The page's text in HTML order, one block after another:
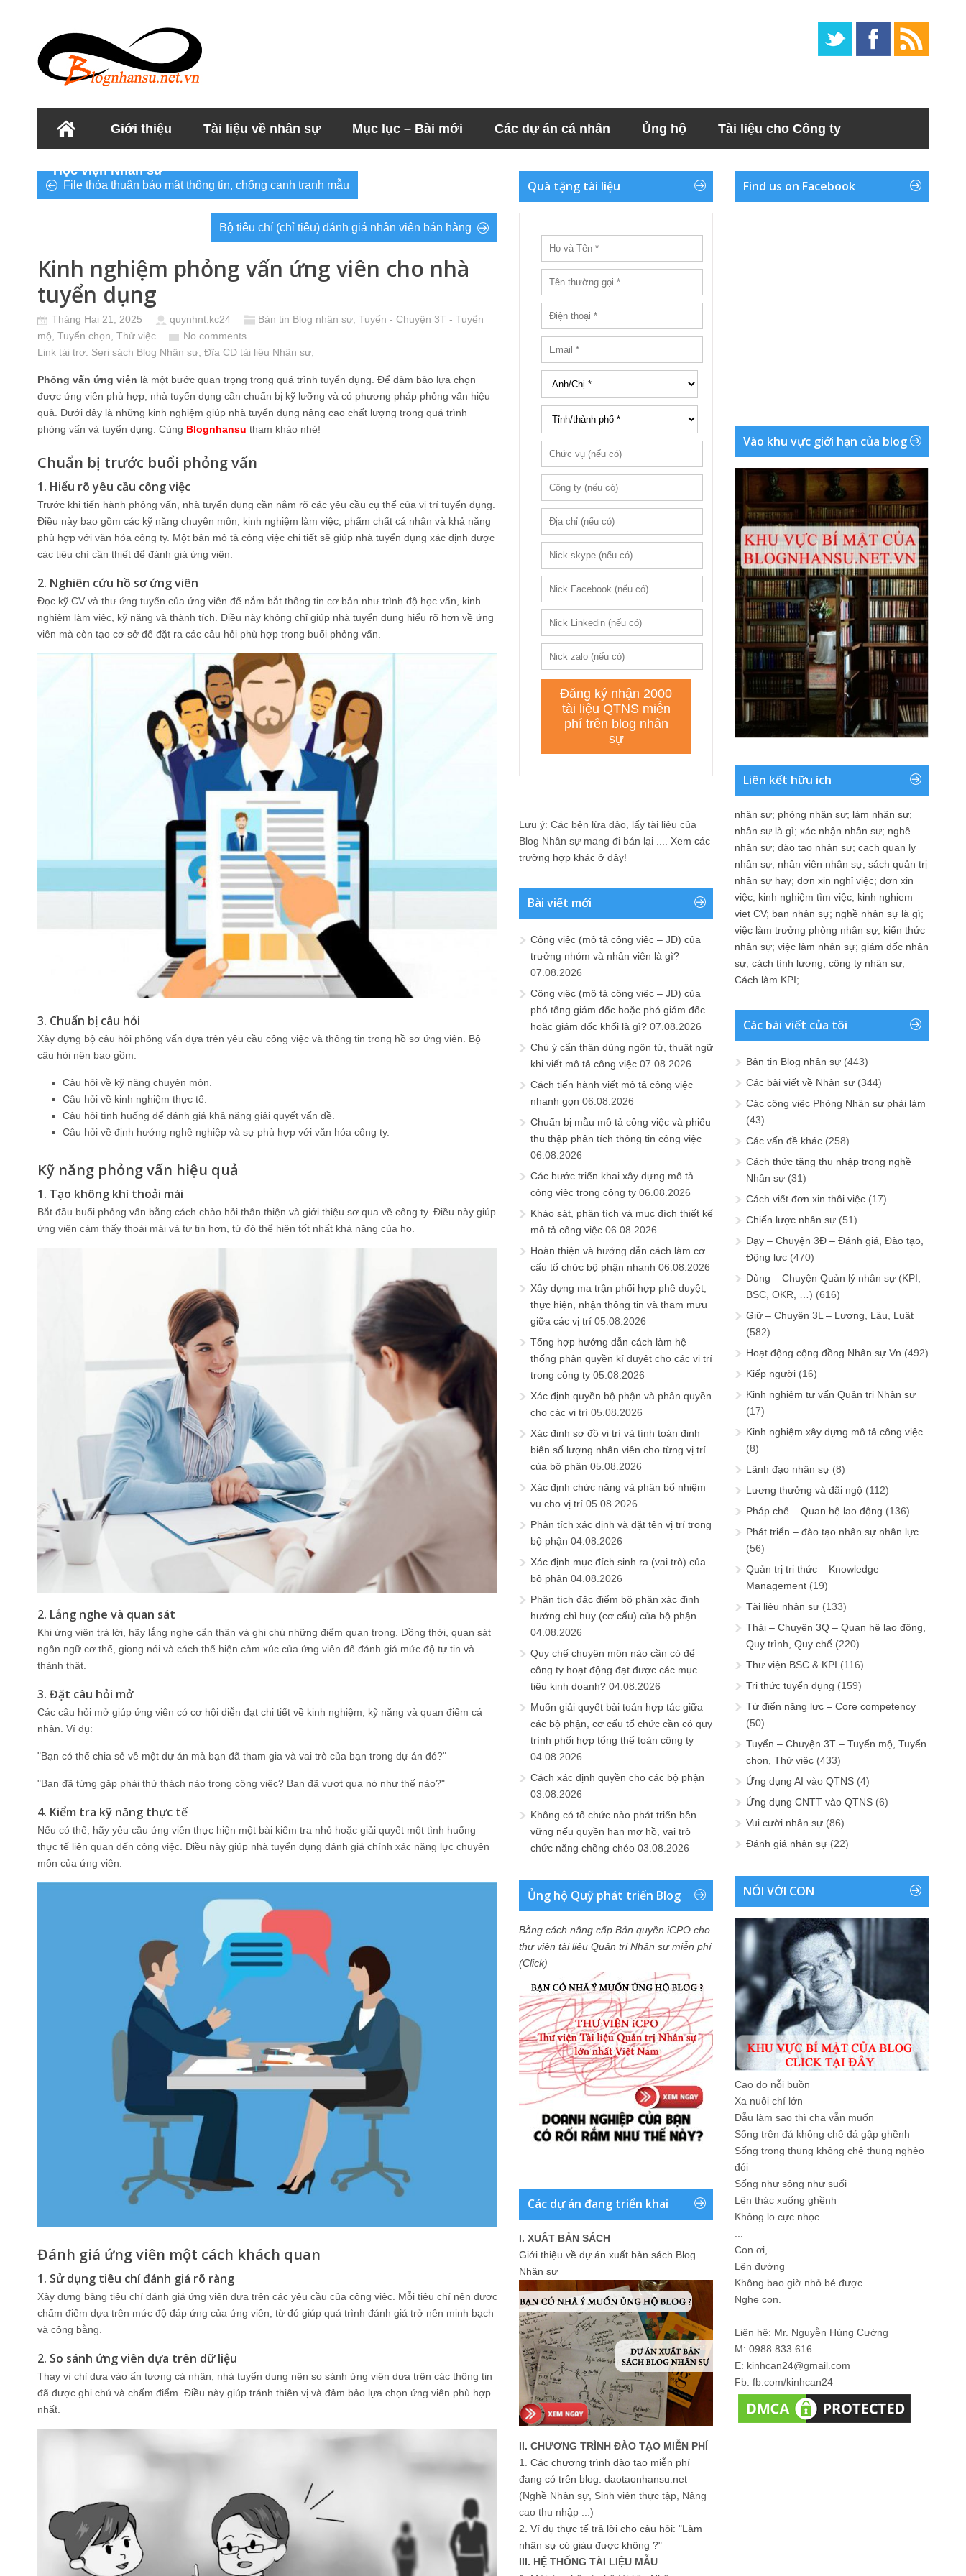
Giới thiệu Tài liệu về nhân sự Mục lục – Bài mới Các dự án cá nhân Ủng hộ Tài liệu cho Công ty
Học viện Nhân sư
File thỏa thuận bảo mật thông tin, chống cạnh tranh mẫu
Bộ tiêu chí (chỉ tiêu) đánh giá nhân viên bán hàng
Kinh nghiệm phỏng vấn ứng viên cho nhà
tuyển dụng
Tháng Hai 21, 2025 quynhnt.kc24 Bản tin Blog nhân sự Tuyển - Chuyện 3T - Tuyển
mộ, Tuyển chọn, Thử việc
No comments
Link tài trợ: Seri sách Blog Nhân sự; Đĩa CD tài liệu Nhân sự;
Phỏng vấn ứng viên là một bước quan trọng trong quá trình tuyển dụng. Để đảm bảo lựa chọn
được ứng viên phù hợp, nhà tuyển dụng cần chuẩn bị kỹ lưỡng và có phương pháp phỏng vấn hiệu
quả. Dưới đây là những kinh nghiệm giúp nhà tuyển dụng nâng cao chất lượng trong quá trình
phỏng vấn và tuyển dụng. Cùng Blognhansu tham khảo nhé!
Chuẩn bị trước buổi phỏng vấn
1. Hiểu rõ yêu cầu công việc
Trước khi tiến hành phỏng vấn, nhà tuyển dụng cần nắm rõ các yêu cầu cụ thể của vị trí tuyển dụng.
Điều này bao gồm các kỹ năng chuyên môn, kinh nghiệm làm việc, phẩm chất cá nhân và khả năng
phù hợp với văn hóa công ty. Một bản mô tả công việc chi tiết sẽ giúp nhà tuyển dụng xác định được
các tiêu chí cần thiết để đánh giá ứng viên.
2. Nghiên cứu hồ sơ ứng viên
Đọc kỹ CV và thư ứng tuyển của ứng viên để nắm bắt thông tin cơ bản như trình độ học vấn, kinh
nghiệm làm việc, kỹ năng và thành tích. Điều này không chỉ giúp nhà tuyển dụng hiểu rõ hơn về ứng
viên mà còn tạo cơ sở để đặt ra các câu hỏi phù hợp trong buổi phỏng vấn.
3. Chuẩn bị câu hỏi
Xây dựng bộ câu hỏi phỏng vấn dựa trên yêu cầu công việc và thông tin trong hồ sơ ứng viên. Bộ
câu hỏi nên bao gồm:
Câu hỏi về kỹ năng chuyên môn.
Câu hỏi về kinh nghiệm thực tế.
Câu hỏi tình huống để đánh giá khả năng giải quyết vấn đề.
Câu hỏi về định hướng nghề nghiệp và sự phù hợp với văn hóa công ty.
Kỹ năng phỏng vấn hiệu quả
1. Tạo không khí thoải mái
Bắt đầu buổi phỏng vấn bằng cách chào hỏi thân thiện và giới thiệu sơ qua về công ty. Điều này giúp
ứng viên cảm thấy thoải mái và tự tin hơn, từ đó thể hiện tốt nhất khả năng của họ.
2. Lắng nghe và quan sát
Khi ứng viên trả lời, hãy lắng nghe cẩn thận và ghi chú những điểm quan trọng. Đồng thời, quan sát
ngôn ngữ cơ thể, giọng nói và cách thể hiện cảm xúc của ứng viên để đánh giá mức độ tự tin và
thành thật.
3. Đặt câu hỏi mở
Các câu hỏi mở giúp ứng viên có cơ hội diễn đạt chi tiết về kinh nghiệm, kỹ năng và quan điểm cá
nhân. Ví dụ:
"Bạn có thể chia sẻ về một dự án mà bạn đã tham gia và vai trò của bạn trong dự án đó?"
"Bạn đã từng gặp phải thử thách nào trong công việc? Bạn đã vượt qua nó như thế nào?"
4. Kiểm tra kỹ năng thực tế
Nếu có thể, hãy yêu cầu ứng viên thực hiện một bài kiểm tra nhỏ hoặc giải quyết một tình huống
thực tế liên quan đến công việc. Điều này giúp nhà tuyển dụng đánh giá chính xác năng lực chuyên
môn của ứng viên.
Đánh giá ứng viên một cách khách quan
1. Sử dụng tiêu chí đánh giá rõ ràng
Xây dựng bảng tiêu chí đánh giá ứng viên dựa trên các yêu cầu của công việc. Mỗi tiêu chí nên được
chấm điểm dựa trên mức độ đáp ứng của ứng viên, từ đó giúp quá trình đánh giá trở nên minh bạch
và công bằng.
2. So sánh ứng viên dựa trên dữ liệu
Thay vì chỉ dựa vào ấn tượng cá nhân, nhà tuyển dụng nên so sánh ứng viên dựa trên các thông tin
đã được ghi chú và chấm điểm. Điều này giúp tránh thiên vị và đảm bảo lựa chọn ứng viên phù hợp
nhất.
Quà tặng tài liệu
Lưu ý: Các bên lừa đảo, lấy tài liệu của
Blog Nhân sự mang đi bán lại .... Xem các
trường hợp khác ở đây!
Bài viết mới
Công việc (mô tả công việc – JD) của
trưởng nhóm và nhân viên là gì?
07.08.2026
Công việc (mô tả công việc – JD) của
phó tổng giám đốc hoặc phó giám đốc
hoặc giám đốc khối là gì? 07.08.2026
Chú ý cẩn thận dùng ngôn từ, thuật ngữ
khi viết mô tả công việc 07.08.2026
Cách tiến hành viết mô tả công việc
nhanh gọn 06.08.2026
Chuẩn bị mẫu mô tả công việc và phiếu
thu thập phân tích thông tin công việc
06.08.2026
Các bước triển khai xây dựng mô tả
công việc trong công ty 06.08.2026
Khảo sát, phân tích và mục đích thiết kế
mô tả công việc 06.08.2026
Hoàn thiện và hướng dẫn cách làm cơ
cấu tổ chức bộ phận nhanh 06.08.2026
Xây dựng ma trận phối hợp phê duyệt,
thực hiện, nhận thông tin và tham mưu
giữa các vị trí 05.08.2026
Tổng hợp hướng dẫn cách làm hệ
thống phân quyền kí duyệt cho các vị trí
trong công ty 05.08.2026
Xác định quyền bộ phận và phân quyền
cho các vị trí 05.08.2026
Xác định sơ đồ vị trí và tính toán định
biên số lượng nhân viên cho từng vị trí
của bộ phận 05.08.2026
Xác định chức năng và phân bổ nhiệm
vụ cho vị trí 05.08.2026
Phân tích xác định và đặt tên vị trí trong
bộ phận 04.08.2026
Xác định mục đích sinh ra (vai trò) của
bộ phận 04.08.2026
Phân tích đặc điểm bộ phận xác định
hướng chỉ huy (cơ cấu) của bộ phận
04.08.2026
Quy chế chuyên môn nào cần có để
công ty hoạt động đạt được các mục
tiêu kinh doanh? 04.08.2026
Muốn giải quyết bài toán hợp tác giữa
các bộ phận, cơ cấu tổ chức cần có quy
trình phối hợp tổng thể toàn công ty
04.08.2026
Cách xác định quyền cho các bộ phận
03.08.2026
Không có tổ chức nào phát triển bền
vững nếu quyền hạn mơ hồ, vai trò
chức năng chồng chéo 03.08.2026
Ủng hộ Quỹ phát triển Blog
Bằng cách nâng cấp Bản quyền iCPO cho
thư viện tài liệu Quản trị Nhân sự miễn phí
(Click)
Các dự án đang triển khai
I. XUẤT BẢN SÁCH
Giới thiệu về dự án xuất bản sách Blog
Nhân sự
II. CHƯƠNG TRÌNH ĐÀO TẠO MIỄN PHÍ
1. Các chương trình đào tạo miễn phí
đang có trên blog: daotaonhansu.net
(Nghề Nhân sự, Sinh viên thực tập, Nâng
cao thu nhập ...)
2. Ví dụ thực tế trả lời cho câu hỏi: "Làm
nhân sự có giàu được không ?"
III. HỆ THỐNG TÀI LIỆU MẪU
Find us on Facebook
Vào khu vực giới hạn của blog
Liên kết hữu ích
nhân sự; phòng nhân sự; làm nhân sự;
nhân sự là gì; xác nhận nhân sự; nghề
nhân sự; đào tạo nhân sự; cach quan ly
nhân sự; nhân viên nhân sự; sách quản trị
nhân sự hay; đơn xin nghỉ việc; đơn xin
việc; kinh nghiệm tìm việc; kinh nghiem
viet CV; ban nhân sự; nghề nhân sự là gì;
việc làm trưởng phòng nhân sự; kiến thức
nhân sự; việc làm nhân sự; giám đốc nhân
sự; cách tính lương; công ty nhân sự;
Cách làm KPI;
Các bài viết của tôi
Bản tin Blog nhân sự (443)
Các bài viết về Nhân sự (344)
Các công việc Phòng Nhân sự phải làm
(43)
Các vấn đề khác (258)
Cách thức tăng thu nhập trong nghề
Nhân sự (31)
Cách viết đơn xin thôi việc (17)
Chiến lược nhân sự (51)
Dạy – Chuyện 3Đ – Đánh giá, Đào tạo,
Động lực (470)
Dùng – Chuyện Quản lý nhân sự (KPI,
BSC, OKR, …) (616)
Giữ – Chuyện 3L – Lương, Lậu, Luật
(582)
Hoạt động cộng đồng Nhân sự Vn (492)
Kiếp người (16)
Kinh nghiệm tư vấn Quản trị Nhân sự
(17)
Kinh nghiệm xây dựng mô tả công việc
(8)
Lãnh đạo nhân sự (8)
Lương thưởng và đãi ngộ (112)
Pháp chế – Quan hệ lao động (136)
Phát triển – đào tạo nhân sự nhân lực
(56)
Quản trị tri thức – Knowledge
Management (19)
Tài liệu nhân sự (133)
Thải – Chuyện 3Q – Quan hệ lao động,
Quy trình, Quy chế (220)
Thư viện BSC & KPI (116)
Tri thức tuyển dụng (159)
Từ điển năng lực – Core competency
(50)
Tuyển – Chuyện 3T – Tuyển mộ, Tuyển
chọn, Thử việc (433)
Ứng dụng AI vào QTNS (4)
Ứng dụng CNTT vào QTNS (6)
Vui cười nhân sự (86)
Đánh giá nhân sự (22)
NÓI VỚI CON
Cao đo nỗi buồn
Xa nuôi chí lớn
Dẫu làm sao thì cha vẫn muốn
Sống trên đá không chê đá gập ghềnh
Sống trong thung không chê thung nghèo
đói
Sống như sông như suối
Lên thác xuống ghềnh
Không lo cực nhọc
Con ơi, ...
Lên đường
Không bao giờ nhỏ bé được
Nghe con.
Liên hệ: Mr. Nguyễn Hùng Cường
M: 0988 833 616
E: kinhcan24@gmail.com
Fb: fb.com/kinhcan24